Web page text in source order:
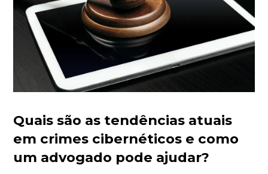
Quais são as tendências atuais
em crimes cibernéticos e como
um advogado pode ajudar?